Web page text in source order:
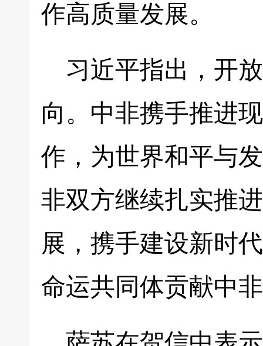
作高质量发展。
习近平指出，开
向。中非携手推进
作，为世界和平与
非双方继续扎实推
展，携手建设新时
命运共同体贡献中